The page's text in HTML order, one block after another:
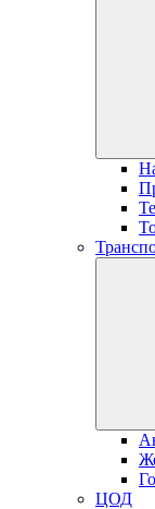
ЦОД